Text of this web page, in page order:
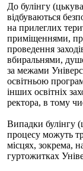
До булінгу
відбуваються
на прилеглих
приміщеннями,
проведення
вбиральнями,
за межами
освітньою
інших освітніх
ректора, в тому
Випадки булінгу
процесу можуть
місцях, зокрема,
гуртожитках